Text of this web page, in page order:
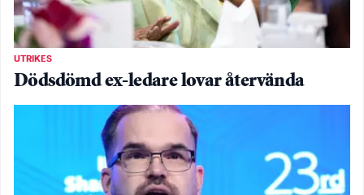
UTRIKES
Dödsdömd ex-ledare lovar återvända